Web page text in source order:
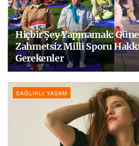
Hiçbir Şey Yapmamak:
Zahmetsiz Milli Sporu
Gerekenler
SAĞLIKLI YAŞAM